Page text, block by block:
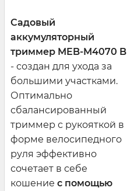
Садовый
аккумуляторный
триммер MEB-M4070 B
- создан для ухода за
большими участками.
Оптимально
сбалансированный
триммер с рукояткой в
форме велосипедного
руля эффективно
сочетает в себе
кошение с помощью